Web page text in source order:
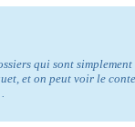
qui sont
et on peut voir le
.